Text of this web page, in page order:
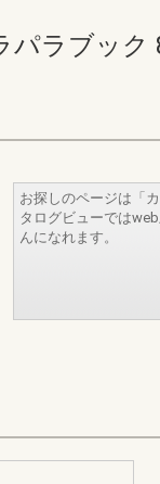
ラブック
お探しのページは「
タログビューでは
んになれます。